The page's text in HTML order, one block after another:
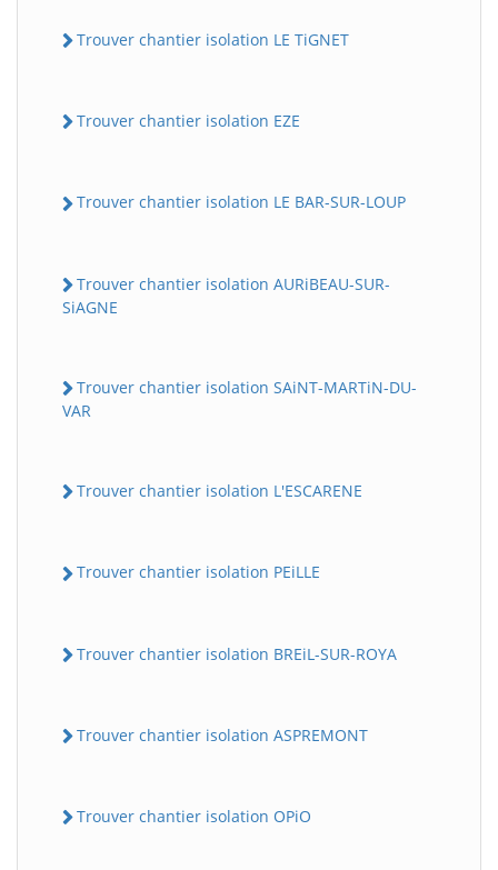
Trouver chantier isolation LE TiGNET
Trouver chantier isolation EZE
Trouver chantier isolation LE BAR-SUR-LOUP
Trouver chantier isolation AURiBEAU-SUR-
SiAGNE
Trouver chantier isolation SAiNT-MARTiN-DU-
VAR
Trouver chantier isolation L'ESCARENE
Trouver chantier isolation PEiLLE
Trouver chantier isolation BREiL-SUR-ROYA
Trouver chantier isolation ASPREMONT
Trouver chantier isolation OPiO